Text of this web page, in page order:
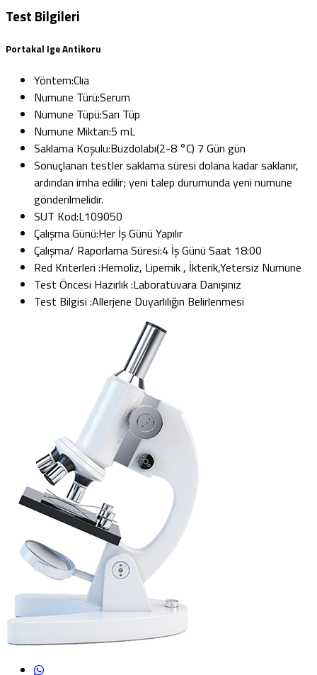
Test Bilgileri
Portakal Ige Antikoru
Yöntem:Clıa
Numune Türü:Serum
Numune Tüpü:Sarı Tüp
Numune Miktarı:5 mL
Saklama Koşulu:Buzdolabı(2-8 °C) 7 Gün gün
Sonuçlanan testler saklama süresi dolana kadar saklanır,
ardından imha edilir; yeni talep durumunda yeni numune
gönderilmelidir.
SUT Kod:L109050
Çalışma Günü:Her İş Günü Yapılır
Çalışma/ Raporlama Süresi:4 İş Günü Saat 18:00
Red Kriterleri :Hemoliz, Lipemik , İkterik,Yetersiz Numune
Test Öncesi Hazırlık :Laboratuvara Danışınız
Test Bilgisi :Allerjene Duyarlılığın Belirlenmesi